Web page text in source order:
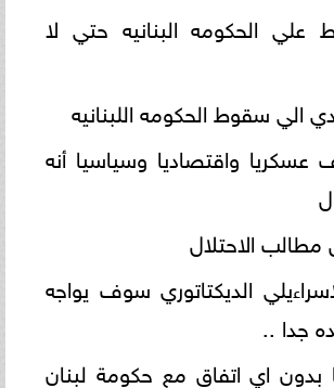
الحكومه البنانيه حتي لا
الي سقوط الحكومه اللبنانيه
عسكريا واقتصاديا وسياسيا أنه
الاحتلال
الديكتاتوري سوف يواجه
جدا ..
بدون اي اتفاق مع حكومة لبنان